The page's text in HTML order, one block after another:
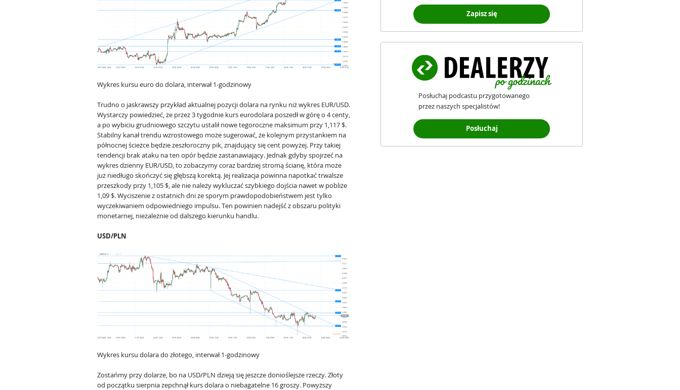
Wykres kursu euro do dolara, interwał 1-godzinowy
Trudno o jaskrawszy przykład aktualnej pozycji dolara na rynku niż wykres EUR/USD.
Wystarczy powiedzieć, że przez 3 tygodnie kurs eurodolara poszedł w górę o 4 centy,
a po wybiciu grudniowego szczytu ustalił nowe tegoroczne maksimum przy 1,117 $.
Stabilny kanał trendu wzrostowego może sugerować, że kolejnym przystankiem na
północnej ścieżce będzie zeszłoroczny pik, znajdujący się cent powyżej. Przy takiej
tendencji brak ataku na ten opór będzie zastanawiający. Jednak gdyby spojrzeć na
wykres dzienny EUR/USD, to zobaczymy coraz bardziej stromą ścianę, która może
już niedługo skończyć się głębszą korektą. Jej realizacja powinna napotkać trwalsze
przeszkody przy 1,105 $, ale nie należy wykluczać szybkiego dojścia nawet w pobliże
1,09 $. Wyciszenie z ostatnich dni ze sporym prawdopodobieństwem jest tylko
wyczekiwaniem odpowiedniego impulsu. Ten powinien nadejść z obszaru polityki
monetarnej, niezależnie od dalszego kierunku handlu.
USD/PLN
Wykres kursu dolara do złotego, interwał 1-godzinowy
Zostańmy przy dolarze, bo na USD/PLN dzieją się jeszcze donioślejsze rzeczy. Złoty
od początku sierpnia zepchnął kurs dolara o niebagatelne 16 groszy. Powyższy
Zapisz się
Posłuchaj podcastu przygotowanego
przez naszych specjalistów!
Posłuchaj